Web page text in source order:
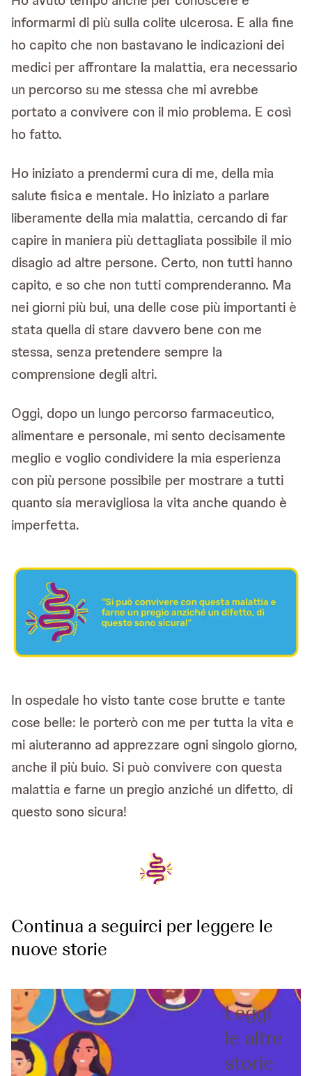
informarmi di più sulla colite ulcerosa. E alla fine
ho capito che non bastavano le indicazioni dei
medici per affrontare la malattia, era necessario
un percorso su me stessa che mi avrebbe
portato a convivere con il mio problema. E così
ho fatto.
Ho iniziato a prendermi cura di me, della mia
salute fisica e mentale. Ho iniziato a parlare
liberamente della mia malattia, cercando di far
capire in maniera più dettagliata possibile il mio
disagio ad altre persone. Certo, non tutti hanno
capito, e so che non tutti comprenderanno. Ma
nei giorni più bui, una delle cose più importanti è
stata quella di stare davvero bene con me
stessa, senza pretendere sempre la
comprensione degli altri.
Oggi, dopo un lungo percorso farmaceutico,
alimentare e personale, mi sento decisamente
meglio e voglio condividere la mia esperienza
con più persone possibile per mostrare a tutti
quanto sia meravigliosa la vita anche quando è
imperfetta.
In ospedale ho visto tante cose brutte e tante
cose belle: le porterò con me per tutta la vita e
mi aiuteranno ad apprezzare ogni singolo giorno,
anche il più buio. Si può convivere con questa
malattia e farne un pregio anziché un difetto, di
questo sono sicura!
Continua a seguirci per leggere le
nuove storie
Leggi
le altre
storie